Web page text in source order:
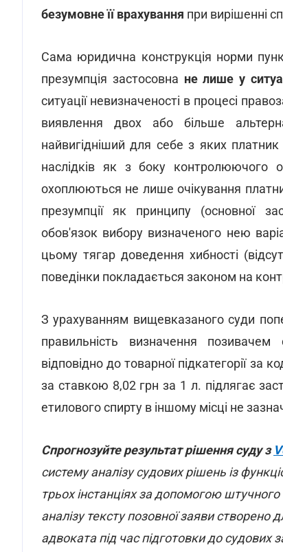
безумовне її врахування при вирішенні
Сама юридична конструкція норми
презумпція застосовна не лише у
ситуації невизначеності в процесі
виявлення двох або більше
найвигідніший для себе з яких
наслідків як з боку контролюючого
охоплюються не лише очікування
презумпції як принципу (основної
обов'язок вибору визначеного нею
цьому тягар доведення хибності
поведінки покладається законом на
З урахуванням вищевказаного суди
правильність визначення
відповідно до товарної підкатегорії
за ставкою 8,02 грн за 1 л. підлягає
етилового спирту в іншому місці не
Спрогнозуйте результат рішення суду з
систему аналізу судових рішень із
трьох інстанціях за допомогою штучного
аналізу тексту позовної заяви створено
адвоката під час підготовки до судових